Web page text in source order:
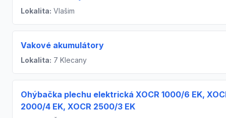
Lokalita: Vlašim
Vakové akumulátory
Lokalita: 7 Klecany
Ohýbačka plechu elektrická XOCR 1000/6 EK,
2000/4 EK, XOCR 2500/3 EK